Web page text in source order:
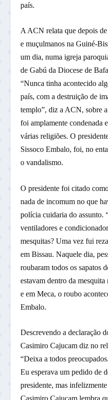
país.
A ACN relata que depois
e muçulmanos na Guiné-
um dia, numa igreja
de Gabú da Diocese de
“Nunca tinha acontecido
país, com a destruição de
templo”, diz a ACN, sobre
foi amplamente condenada
várias religiões. O
Sissoco Embalo, foi, no
o vandalismo.
O presidente foi citado
nada de incomum no que
polícia cuidaria do assunto.
ventiladores e
mesquitas? Uma vez fui
em Bissau. Naquele dia,
roubaram todos os sapatos
estavam dentro da
e em Meca, o roubo
Embalo.
Descrevendo a declaração
Casimiro Cajucam diz no
“Deixa a todos
Eu esperava um pedido de
presidente, mas